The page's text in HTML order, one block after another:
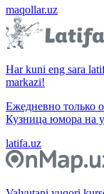
maqollar.uz
Har kuni eng sara
markazi!
Ежедневно только
Кузница юмора на
latifa.uz